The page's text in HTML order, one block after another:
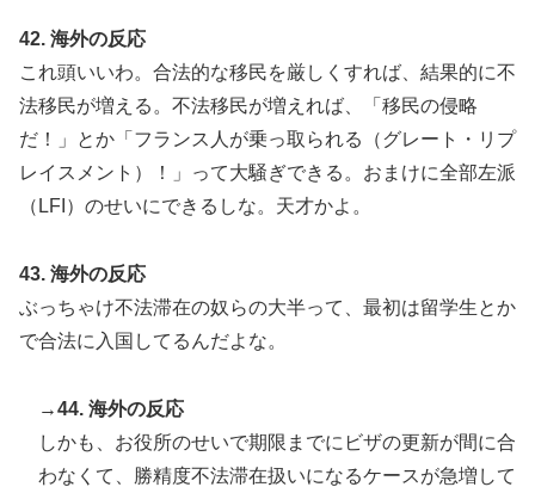
42. 海外の反応
これ頭いいわ。合法的な移民を厳しくすれば、結果的に不
法移民が増える。不法移民が増えれば、「移民の侵略
だ！」とか「フランス人が乗っ取られる（グレート・リプ
レイスメント）！」って大騒ぎできる。おまけに全部左派
（LFI）のせいにできるしな。天才かよ。
43. 海外の反応
ぶっちゃけ不法滞在の奴らの大半って、最初は留学生とか
で合法に入国してるんだよな。
→44. 海外の反応
しかも、お役所のせいで期限までにビザの更新が間に合
わなくて、勝精度不法滞在扱いになるケースが急増して